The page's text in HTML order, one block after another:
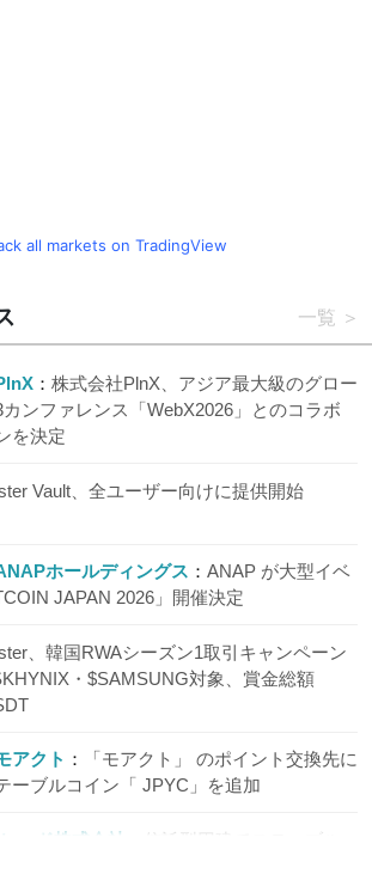
all markets on TradingView
一覧
株式会社PlnX、アジア最大級のグロー
ンファレンス「WebX2026」とのコラボ
を決定
Vault、全ユーザー向けに提供開始
ホールディングス
ANAP が大型イベ
JAPAN 2026」開催決定
、韓国RWAシーズン1取引キャンペーン
・$SAMSUNG対象、賞金総額
アクト
「モアクト」 のポイント交換先に
ーブルコイン「 JPYC」を追加
ード株式会社
信託型円建てステーブル